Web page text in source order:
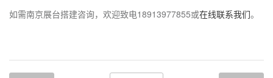
如需南京展台搭建咨询，欢迎致电18913977855或在线联系我们。